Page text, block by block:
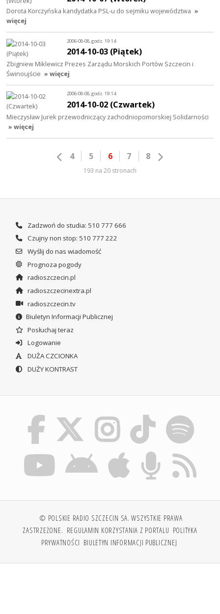
Dorota Korczyńska kandydatka PSL-u do sejmiku województwa »
więcej
2006-08-08, godz. 19:14
2014-10-03 (Piątek)
Zbigniew Miklewicz Prezes Zarządu Morskich Portów Szczecin i
Świnoujście » więcej
2006-08-08, godz. 19:14
2014-10-02 (Czwartek)
Mieczysław Jurek przewodniczący zachodniopomorskiej Solidarności
» więcej
4 5 6 7 8
193 na 20 stronach
Zadzwoń do studia: 510 777 666
Czujny non stop: 510 777 222
Wyślij do nas wiadomość
Prognoza pogody
radioszczecin.pl
radioszczecinextra.pl
radioszczecin.tv
Biuletyn Informacji Publicznej
Posłuchaj teraz
Logowanie
DUŻA CZCIONKA
DUŻY KONTRAST
© POLSKIE RADIO SZCZECIN SA. WSZYSTKIE PRAWA
ZASTRZEŻONE. REGULAMIN KORZYSTANIA Z PORTALU POLITYKA
PRYWATNOŚCI BIULETYN INFORMACJI PUBLICZNEJ